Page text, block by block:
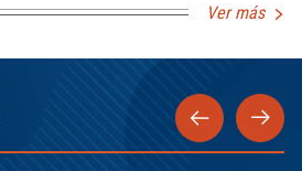
Ver más